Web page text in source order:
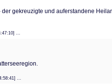
gekreuzigte und auferstandene
14:47:10] ...
@ 14:58:41] ...